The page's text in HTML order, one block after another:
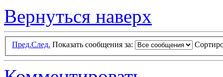
Вернуться наверх
Пред.След. Показать сообщения за: